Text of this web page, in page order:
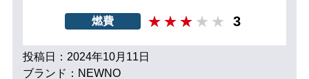
燃費 3
投稿日：2024年10月11日
ブランド：NEWNO